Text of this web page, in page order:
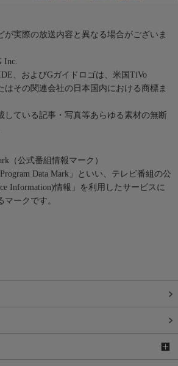
が実際の放送内容と異なる場合がございま
Inc.
、およびGガイドロゴは、米国TiVo
はその関連会社の日本国内における商標ま
している記事・写真等あらゆる素材の無断
（公式番組情報マーク）
Data Mark」といい、テレビ番組の公
Information)情報」を利用したサービスに
ークです。